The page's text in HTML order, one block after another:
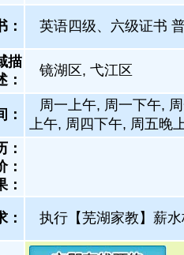
： 英语四级、六级证书
描
：
镜湖区, 弋江区
：
周一上午, 周一下午,
上午, 周四下午, 周五晚
：
：
：
： 执行【芜湖家教】薪水